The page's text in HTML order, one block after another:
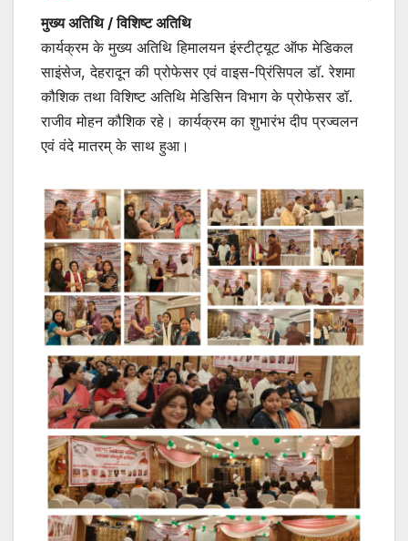
मुख्य अतिथि / विशिष्ट अतिथि
कार्यक्रम के मुख्य अतिथि हिमालयन इंस्टीट्यूट ऑफ मेडिकल
साइंसेज, देहरादून की प्रोफेसर एवं वाइस-प्रिंसिपल डॉ. रेशमा
कौशिक तथा विशिष्ट अतिथि मेडिसिन विभाग के प्रोफेसर डॉ.
राजीव मोहन कौशिक रहे। कार्यक्रम का शुभारंभ दीप प्रज्वलन
एवं वंदे मातरम् के साथ हुआ।